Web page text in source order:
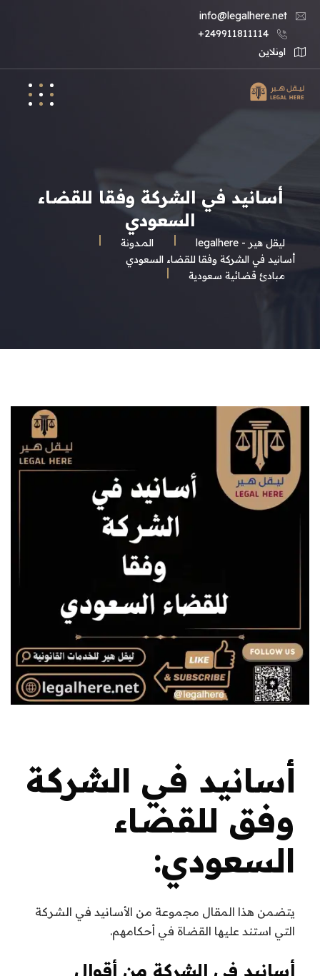
info@legalhere.net
249911811114+
اونلاين
أسانيد في الشركة وفقا للقضاء
السعودي
ليقل هير - legalhere المـدونة
مبادئ قضائية سعودية
أسانيد في الشركة وفقا للقضاء السعودي
أسانيد في الشركة
وفق للقضاء
السعودي:
يتضمن هذا المقال مجموعة من الأسانيد في الشركة
التي استند عليها القضاة في أحكامهم.
أسانيد في الشركة من أقوال